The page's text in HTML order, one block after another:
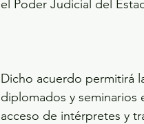
el Poder Judicial del
Dicho acuerdo permitirá
diplomados y seminarios
acceso de intérpretes y